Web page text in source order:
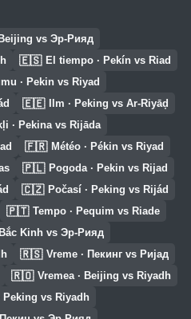
vs Эр-Рияд
🇪🇸 El tiempo · Pekín vs Riad
· Pekin vs Riyad
🇪🇪 Ilm · Peking vs Ar-Riyāḑ
· Pekina vs Rijāda
🇫🇷 Météo · Pékin vs Riyad
🇵🇱 Pogoda · Pekin vs Rijad
🇨🇿 Počasí · Peking vs Rijád
🇵🇹 Tempo · Pequim vs Riade
Kinh vs Эр-Рияд
🇷🇸 Vreme · Пекинг vs Ријад
🇷🇴 Vremea · Beijing vs Riyadh
Peking vs Riyadh